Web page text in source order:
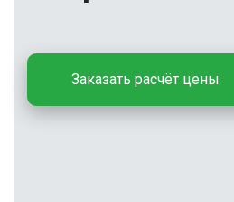
Заказать расчёт цены